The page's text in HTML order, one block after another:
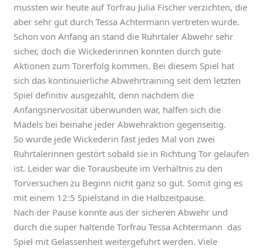
mussten wir heute auf Torfrau Julia Fischer verzichten, die
aber sehr gut durch Tessa Achtermann vertreten wurde.
Schon von Anfang an stand die Ruhrtaler Abwehr sehr
sicher, doch die Wickederinnen konnten durch gute
Aktionen zum Torerfolg kommen. Bei diesem Spiel hat
sich das kontinuierliche Abwehrtraining seit dem letzten
Spiel definitiv ausgezahlt, denn nachdem die
Anfangsnervosität überwunden war, halfen sich die
Mädels bei beinahe jeder Abwehraktion gegenseitig.
So wurde jede Wickederin fast jedes Mal von zwei
Ruhrtalerinnen gestört sobald sie in Richtung Tor gelaufen
ist. Leider war die Torausbeute im Verhältnis zu den
Torversuchen zu Beginn nicht ganz so gut. Somit ging es
mit einem 12:5 Spielstand in die Halbzeitpause.
Nach der Pause konnte aus der sicheren Abwehr und
durch die super haltende Torfrau Tessa Achtermann das
Spiel mit Gelassenheit weitergeführt werden. Viele